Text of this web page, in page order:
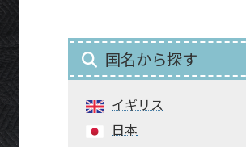
国名から探す
イギリス
日本